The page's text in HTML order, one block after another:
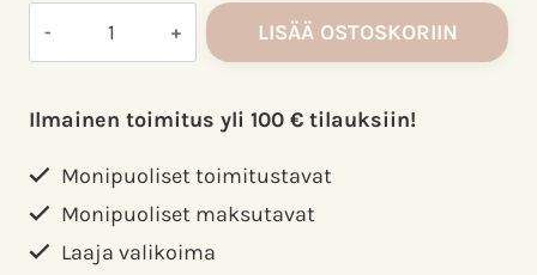
kynäpenaali
lokeroinen
määrä
LISÄÄ OSTOSKORIIN
Ilmainen toimitus yli 100 € tilauksiin!
Monipuoliset toimitustavat
Monipuoliset maksutavat
Laaja valikoima